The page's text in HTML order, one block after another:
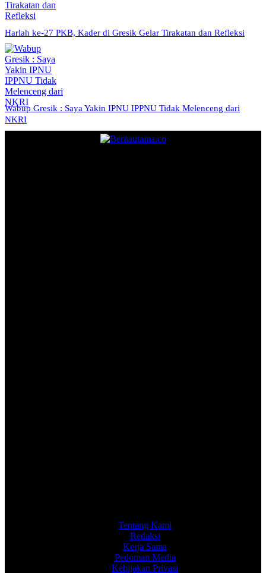
Harlah ke-27 PKB, Kader di Gresik Gelar Tirakatan dan Refleksi
Wabup Gresik : Saya Yakin IPNU IPPNU Tidak Melenceng dari
NKRI
Tentang Kami
Redaksi
Kerja Sama
Pedoman Media
Kebijakan Privasi